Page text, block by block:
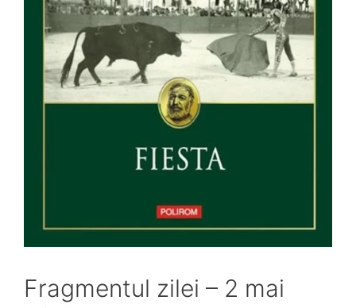
Fragmentul zilei – 2 mai